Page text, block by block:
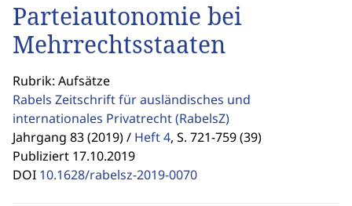
Parteiautonomie bei
Mehrrechtsstaaten
Rubrik: Aufsätze
Rabels Zeitschrift für ausländisches und
internationales Privatrecht(RabelsZ)
Jahrgang 83 (2019) / Heft 4, S. 721-759 (39)
Publiziert 17.10.2019
DOI 10.1628/rabelsz-2019-0070